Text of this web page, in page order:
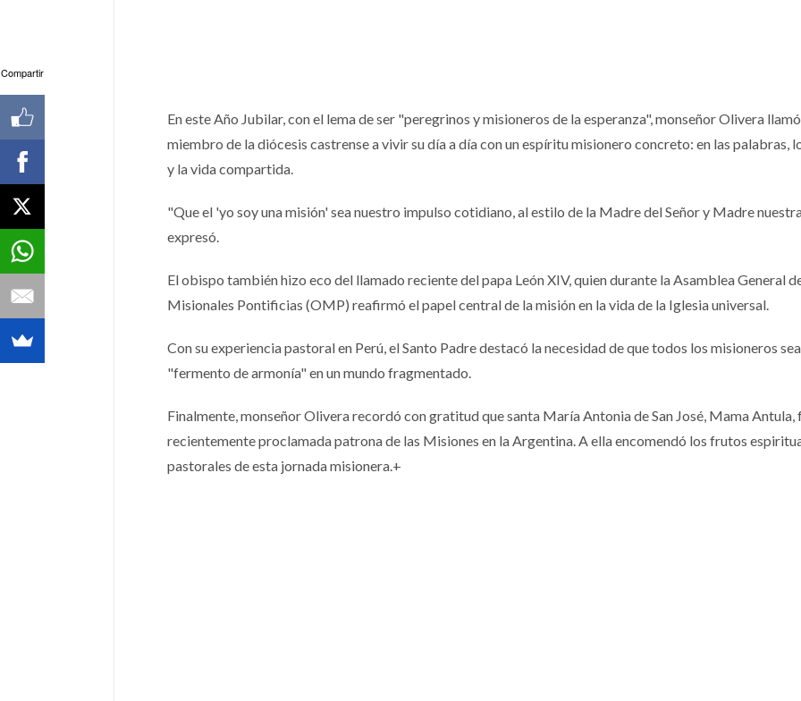
En este Año Jubilar, con el lema de ser "peregrinos y misioneros de la esperanza", monseñor Olivera
miembro de la diócesis castrense a vivir su día a día con un espíritu misionero concreto: en las palabras,
y la vida compartida.
"Que el 'yo soy una misión' sea nuestro impulso cotidiano, al estilo de la Madre del Señor y Madre
expresó.
El obispo también hizo eco del llamado reciente del papa León XIV, quien durante la Asamblea General
Misionales Pontificias (OMP) reafirmó el papel central de la misión en la vida de la Iglesia universal.
Con su experiencia pastoral en Perú, el Santo Padre destacó la necesidad de que todos los misioneros
"fermento de armonía" en un mundo fragmentado.
Finalmente, monseñor Olivera recordó con gratitud que santa María Antonia de San José, Mama Antula,
recientemente proclamada patrona de las Misiones en la Argentina. A ella encomendó los frutos
pastorales de esta jornada misionera.+
Compartir